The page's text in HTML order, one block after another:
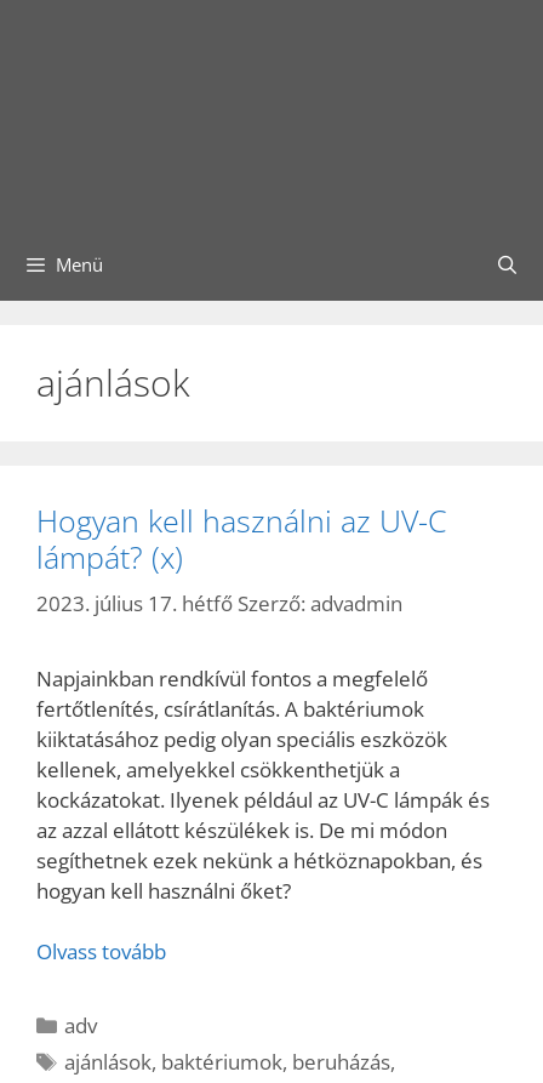
Menü
ajánlások
Hogyan kell használni az UV-C
lámpát? (x)
2023. július 17. hétfő Szerző: advadmin
Napjainkban rendkívül fontos a megfelelő
fertőtlenítés, csírátlanítás. A baktériumok
kiiktatásához pedig olyan speciális eszközök
kellenek, amelyekkel csökkenthetjük a
kockázatokat. Ilyenek például az UV-C lámpák és
az azzal ellátott készülékek is. De mi módon
segíthetnek ezek nekünk a hétköznapokban, és
hogyan kell használni őket?
Olvass tovább
Kategória
adv
Címkék
ajánlások, baktériumok, beruházás,